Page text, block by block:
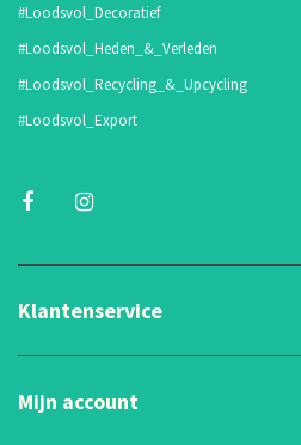
#Loodsvol_Decoratief
#Loodsvol_Heden_&_Verleden
#Loodsvol_Recycling_&_Upcycling
#Loodsvol_Export
Klantenservice
Mijn account